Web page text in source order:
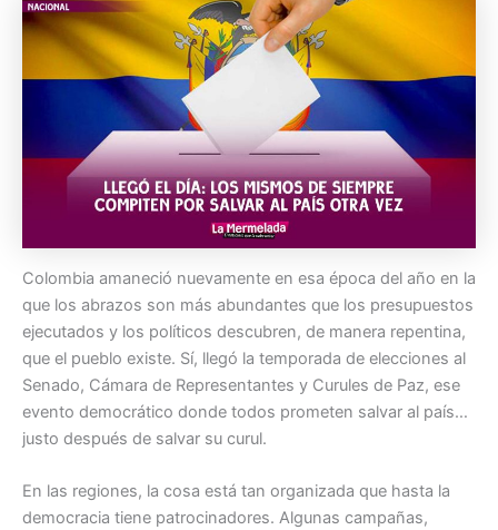
Colombia amaneció nuevamente en esa época del año en la
que los abrazos son más abundantes que los presupuestos
ejecutados y los políticos descubren, de manera repentina,
que el pueblo existe. Sí, llegó la temporada de elecciones al
Senado, Cámara de Representantes y Curules de Paz, ese
evento democrático donde todos prometen salvar al país…
justo después de salvar su curul.
En las regiones, la cosa está tan organizada que hasta la
democracia tiene patrocinadores. Algunas campañas,